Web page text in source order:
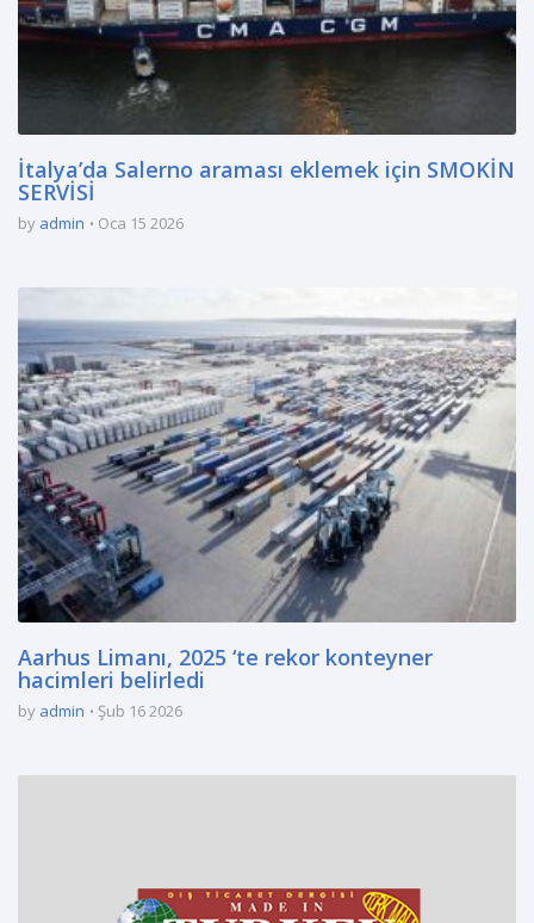
İtalya’da Salerno araması eklemek için SMOKİN
SERVİSİ
by admin Oca 15 2026
Aarhus Limanı, 2025 ‘te rekor konteyner
hacimleri belirledi
by admin Şub 16 2026